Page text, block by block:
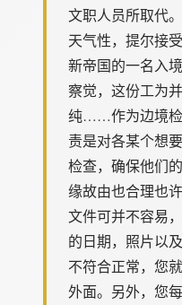
文职人员所取代
天气性，提尔接
新帝国的一名入
察觉，这份工为
纯……作为边境检
责是对各某个想
检查，确保他们
缘故由也合理也
文件可并不容易
的日期，照片以
不符合正常，您
外面。另外，您